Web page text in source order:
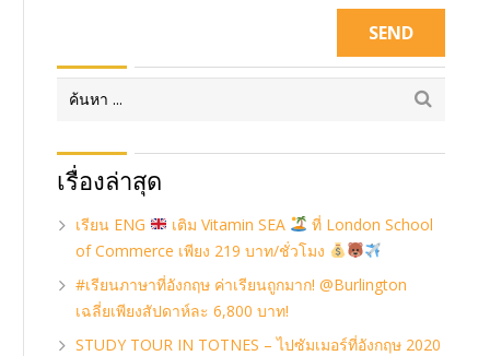
เรื่องล่าสุด
เรียน ENG เติม Vitamin SEA
ที่ London School
of Commerce เพียง 219 บาท/ชั่วโมง
#เรียนภาษาที่อังกฤษ ค่าเรียนถูกมาก! @Burlington
เฉลี่ยเพียงสัปดาห์ละ 6,800 บาท!
STUDY TOUR IN TOTNES – ไปซัมเมอร์ที่อังกฤษ 2020